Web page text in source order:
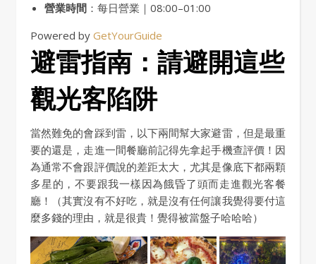
營業時間 ：每日營業｜08:00–01:00
Powered by GetYourGuide
避雷指南：請避開這些
觀光客陷阱
當然難免的會踩到雷，以下兩間幫大家避雷，但是最重
要的還是，走進一間餐廳前記得先拿起手機查評價！因
為通常不會跟評價說的差距太大，尤其是像底下都兩顆
多星的，不要跟我一樣因為餓昏了頭而走進觀光客餐
廳！（其實沒有不好吃，就是沒有任何讓我覺得要付這
麼多錢的理由，就是很貴！覺得被當盤子哈哈哈）